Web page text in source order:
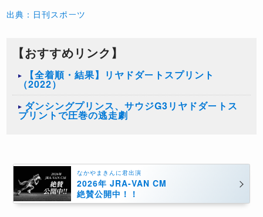
出典：日刊スポーツ
【おすすめリンク】
【全着順・結果】リヤドダートスプリント
（2022）
ダンシングプリンス、サウジG3リヤドダートス
プリントで圧巻の逃走劇
なかやまきんに君出演
2026年 JRA-VAN CM
絶賛公開中！！